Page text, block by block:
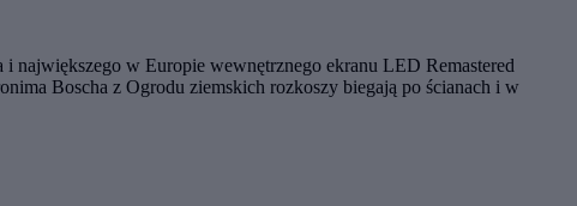
i największego w Europie wewnętrznego ekranu LED Remastered
Boscha z Ogrodu ziemskich rozkoszy biegają po ścianach i w